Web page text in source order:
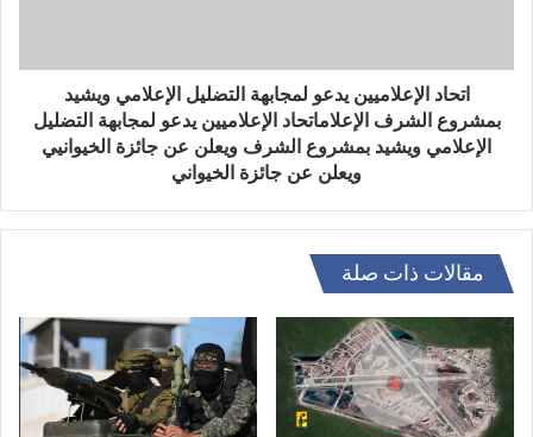
اتحاد الإعلاميين يدعو لمجابهة التضليل الإعلامي ويشيد
بمشروع الشرف الإعلاماتحاد الإعلاميين يدعو لمجابهة التضليل
الإعلامي ويشيد بمشروع الشرف ويعلن عن جائزة الخيوانيي
ويعلن عن جائزة الخيواني
مقالات ذات صلة